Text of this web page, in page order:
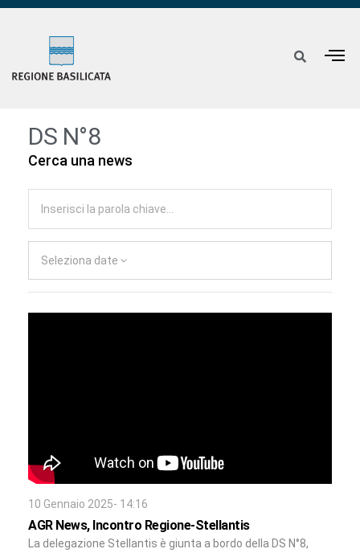
DS N°8
Cerca una news
Seleziona date
10 Gennaio 2025- 14:16
AGR News, Incontro Regione-Stellantis
La delegazione Stellantis è giunta a bordo della DS N°8,